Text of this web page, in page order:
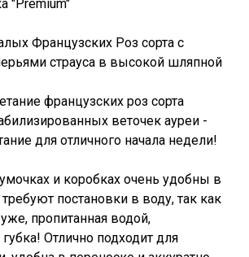
"Premium"
Французских Роз сорта с
страуса в высокой шляпной
французских роз сорта
веточек ауреи -
для отличного начала недели!
и коробках очень удобны в
постановки в воду, так как
пропитанная водой,
Отлично подходит для